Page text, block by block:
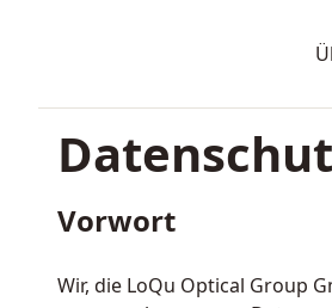
Vorwort
Wir, die LoQu Optical Group